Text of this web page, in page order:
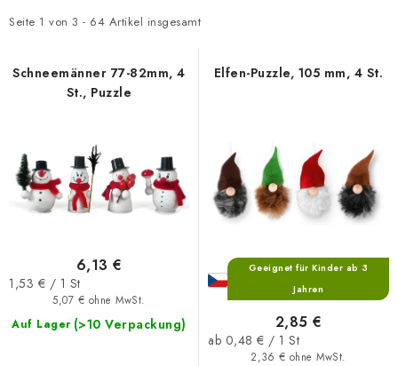
t
d
P
r
k
t
e
Seite 1 von 3 - 64 Artikel insgesamt
d
k
r
r
u
n
Schneemänner 77-82mm, 4
St., Puzzle
Auf Lager (>10 Verpackung)
5,07 € ohne MwSt.
6,13 €
Verkaufspreis:
1,53 € / 1 St
Elfen-Puzzle, 105 mm, 4 St.
Geeignet für Kinder ab 3
Jahren
2,36 € ohne MwSt.
2,85 €
Verkaufspreis:
ab 0,48 € / 1 St